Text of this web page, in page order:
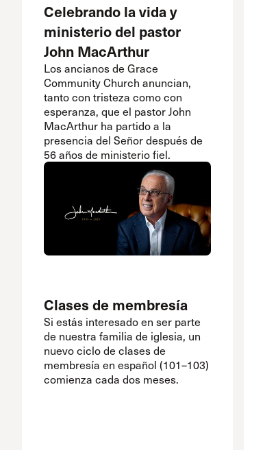
Celebrando la vida y
ministerio del pastor
John MacArthur
Los ancianos de Grace
Community Church anuncian,
tanto con tristeza como con
esperanza, que el pastor John
MacArthur ha partido a la
presencia del Señor después de
56 años de ministerio fiel.
Clases de membresía
Si estás interesado en ser parte
de nuestra familia de iglesia, un
nuevo ciclo de clases de
membresía en español (101–103)
comienza cada dos meses.